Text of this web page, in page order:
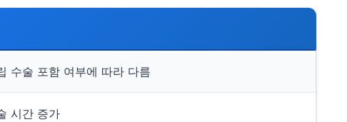
수술 포함 여부에 따라 다름
시간 증가